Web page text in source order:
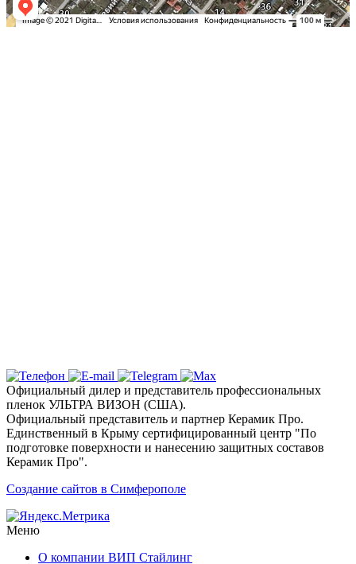
Официальный дилер и представитель профессиональных
пленок УЛЬТРА ВИЗОН (США).
Официальный представитель и партнер Керамик Про.
Единственный в Крыму сертифицированный центр "По
подготовке поверхности и нанесению защитных составов
Керамик Про".
Создание сайтов в Симферополе
Меню
О компании ВИП Стайлинг